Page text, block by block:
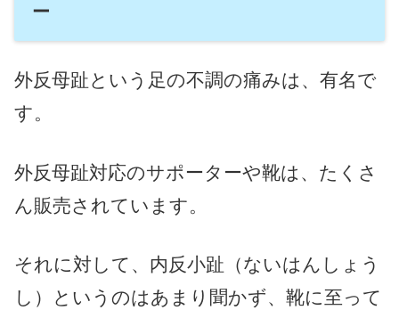
ー
外反母趾という足の不調の痛みは、有名で
す。
外反母趾対応のサポーターや靴は、たくさ
ん販売されています。
それに対して、内反小趾（ないはんしょう
し）というのはあまり聞かず、靴に至って